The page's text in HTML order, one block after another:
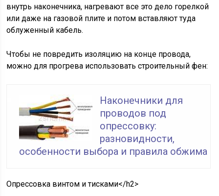
внутрь наконечника, нагревают все это дело горелкой
или даже на газовой плите и потом вставляют туда
облуженный кабель.
Чтобы не повредить изоляцию на конце провода,
можно для прогрева использовать строительный фен:
Наконечники для
проводов под
опрессовку:
разновидности,
особенности выбора и правила обжима
Опрессовка винтом и тисками</h2>